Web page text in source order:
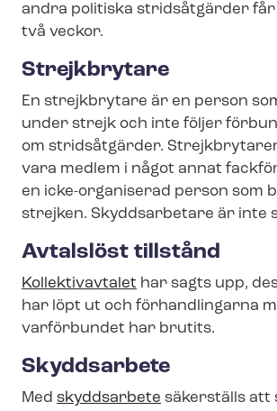
andra politiska stridsåtgärder får
två veckor.
Strejkbrytare
En strejkbrytare är en person
under strejk och inte följer
om stridsåtgärder.
vara medlem i något annat
en icke-organiserad person som
strejken. Skyddsarbetare är inte
Avtalslöst tillstånd
Kollektivavtalet har sagts upp,
har löpt ut och förhandlingarna
var­för­bun­det har brutits.
Skyddsarbete
Med skyddsarbete säkerställs att